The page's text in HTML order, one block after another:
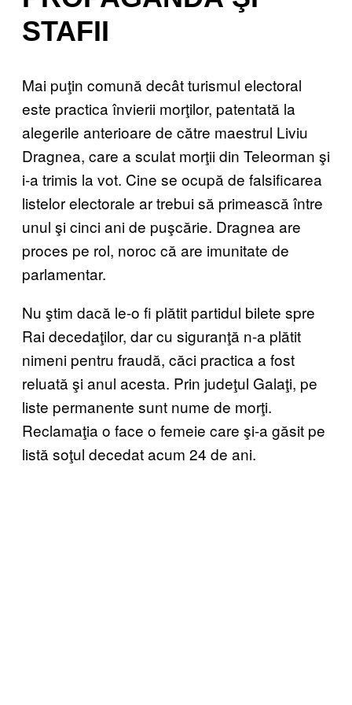
STAFII
Mai puţin comună decât turismul electoral
este practica învierii morţilor, patentată la
alegerile anterioare de către maestrul Liviu
Dragnea, care a sculat morţii din Teleorman şi
i-a trimis la vot. Cine se ocupă de falsificarea
listelor electorale ar trebui să primească între
unul şi cinci ani de puşcărie. Dragnea are
proces pe rol, noroc că are imunitate de
parlamentar.
Nu ştim dacă le-o fi plătit partidul bilete spre
Rai decedaţilor, dar cu siguranţă n-a plătit
nimeni pentru fraudă, căci practica a fost
reluată şi anul acesta. Prin judeţul Galaţi, pe
liste permanente sunt nume de morţi.
Reclamaţia o face o femeie care şi-a găsit pe
listă soţul decedat acum 24 de ani.